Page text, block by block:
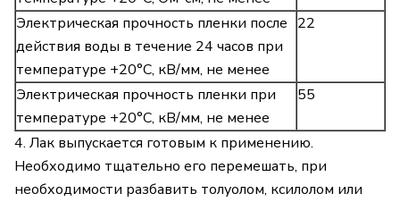
Электрическая прочность пленки после
действия воды в течение 24 часов при
температуре +20°С, кВ/мм, не менее
22
Электрическая прочность пленки при
температуре +20°С, кВ/мм, не менее
55
4. Лак выпускается готовым к применению.
Необходимо тщательно его перемешать, при
необходимости разбавить толуолом, ксилолом или